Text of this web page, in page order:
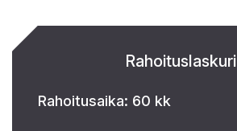
Rahoituslaskuri
Rahoitusaika: 60 kk